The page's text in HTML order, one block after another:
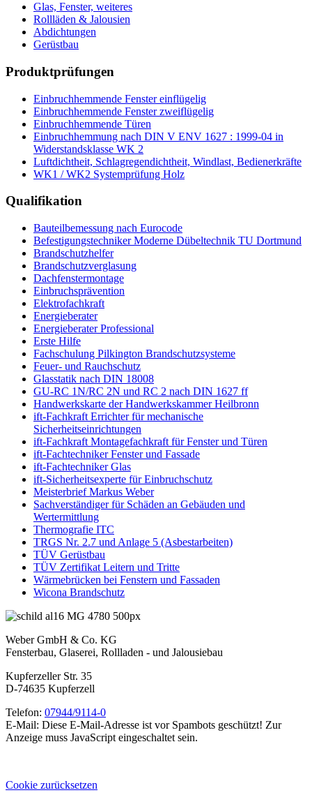
Glas, Fenster, weiteres
Rollläden & Jalousien
Abdichtungen
Gerüstbau
Produktprüfungen
Einbruchhemmende Fenster einflügelig
Einbruchhemmende Fenster zweiflügelig
Einbruchhemmende Türen
Einbruchhemmung nach DIN V ENV 1627 : 1999-04 in
Widerstandsklasse WK 2
Luftdichtheit, Schlagregendichtheit, Windlast, Bedienerkräfte
WK1 / WK2 Systemprüfung Holz
Qualifikation
Bauteilbemessung nach Eurocode
Befestigungstechniker Moderne Dübeltechnik TU Dortmund
Brandschutzhelfer
Brandschutzverglasung
Dachfenstermontage
Einbruchsprävention
Elektrofachkraft
Energieberater
Energieberater Professional
Erste Hilfe
Fachschulung Pilkington Brandschutzsysteme
Feuer- und Rauchschutz
Glasstatik nach DIN 18008
GU-RC 1N/RC 2N und RC 2 nach DIN 1627 ff
Handwerkskarte der Handwerkskammer Heilbronn
ift-Fachkraft Errichter für mechanische
Sicherheitseinrichtungen
ift-Fachkraft Montagefachkraft für Fenster und Türen
ift-Fachtechniker Fenster und Fassade
ift-Fachtechniker Glas
ift-Sicherheitsexperte für Einbruchschutz
Meisterbrief Markus Weber
Sachverständiger für Schäden an Gebäuden und
Wertermittlung
Thermografie ITC
TRGS Nr. 2.7 und Anlage 5 (Asbestarbeiten)
TÜV Gerüstbau
TÜV Zertifikat Leitern und Tritte
Wärmebrücken bei Fenstern und Fassaden
Wicona Brandschutz
Weber GmbH & Co. KG
Fensterbau, Glaserei, Rollladen - und Jalousiebau
Kupferzeller Str. 35
D-74635 Kupferzell
Telefon: 07944/9114-0
E-Mail: Diese E-Mail-Adresse ist vor Spambots geschützt! Zur
Anzeige muss JavaScript eingeschaltet sein.
Cookie zurücksetzen